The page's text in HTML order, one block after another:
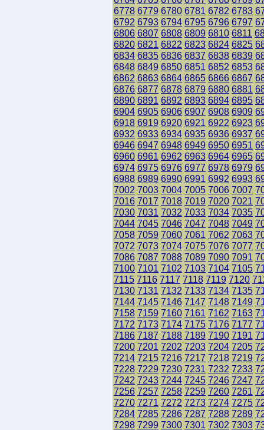
6778 6779 6780 6781 6782 6783
6792 6793 6794 6795 6796 6797
6806 6807 6808 6809 6810 6811
6820 6821 6822 6823 6824 6825
6834 6835 6836 6837 6838 6839
6848 6849 6850 6851 6852 6853
6862 6863 6864 6865 6866 6867
6876 6877 6878 6879 6880 6881
6890 6891 6892 6893 6894 6895
6904 6905 6906 6907 6908 6909
6918 6919 6920 6921 6922 6923
6932 6933 6934 6935 6936 6937
6946 6947 6948 6949 6950 6951
6960 6961 6962 6963 6964 6965
6974 6975 6976 6977 6978 6979
6988 6989 6990 6991 6992 6993
7002 7003 7004 7005 7006 7007
7016 7017 7018 7019 7020 7021
7030 7031 7032 7033 7034 7035
7044 7045 7046 7047 7048 7049
7058 7059 7060 7061 7062 7063
7072 7073 7074 7075 7076 7077
7086 7087 7088 7089 7090 7091
7100 7101 7102 7103 7104 7105
7115 7116 7117 7118 7119 7120
7130 7131 7132 7133 7134 7135
7144 7145 7146 7147 7148 7149
7158 7159 7160 7161 7162 7163
7172 7173 7174 7175 7176 7177
7186 7187 7188 7189 7190 7191
7200 7201 7202 7203 7204 7205
7214 7215 7216 7217 7218 7219
7228 7229 7230 7231 7232 7233
7242 7243 7244 7245 7246 7247
7256 7257 7258 7259 7260 7261
7270 7271 7272 7273 7274 7275
7284 7285 7286 7287 7288 7289
7298 7299 7300 7301 7302 7303